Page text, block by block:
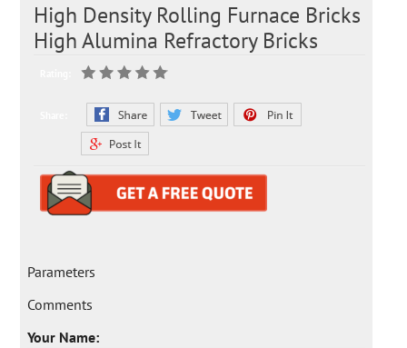
High Density Rolling Furnace Bricks
High Alumina Refractory Bricks
Parameters
Comments
Your Name: